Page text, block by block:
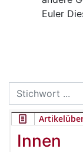
Euler
Search
for:
Innen